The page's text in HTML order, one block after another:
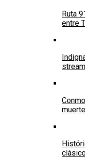
Ruta
entre